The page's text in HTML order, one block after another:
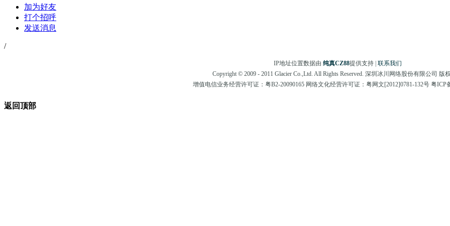
加为好友
打个招呼
发送消息
/
IP地址位置数据由 纯真CZ88提供支持 | 联系我们
Copyright © 2009 - 2011 Glacier Co.,Ltd. All Rights Reserved. 深圳冰川网络股份有限公司 版
增值电信业务经营许可证：粤B2-20090165 网络文化经营许可证：粤网文[2012]0781-132号 粤ICP
返回顶部